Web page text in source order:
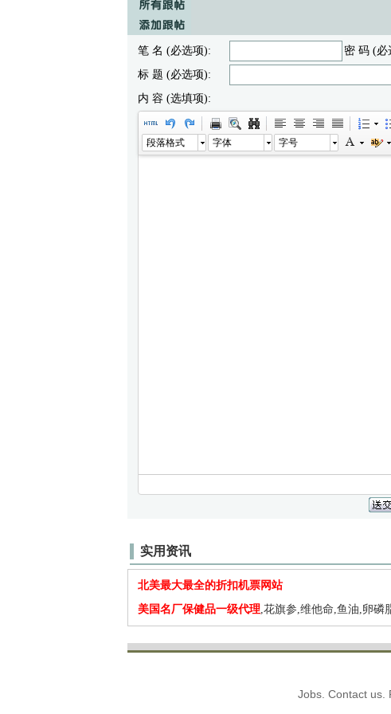
笔 名 (必选项): 密 码 (必
标 题 (必选项):
内 容 (选填项):
段落格式 字体 字号
实用资讯
北美最大最全的折扣机票网站
美国名厂保健品一级代理,花旗参,维他命,鱼油,卵磷
Jobs. Contact us.